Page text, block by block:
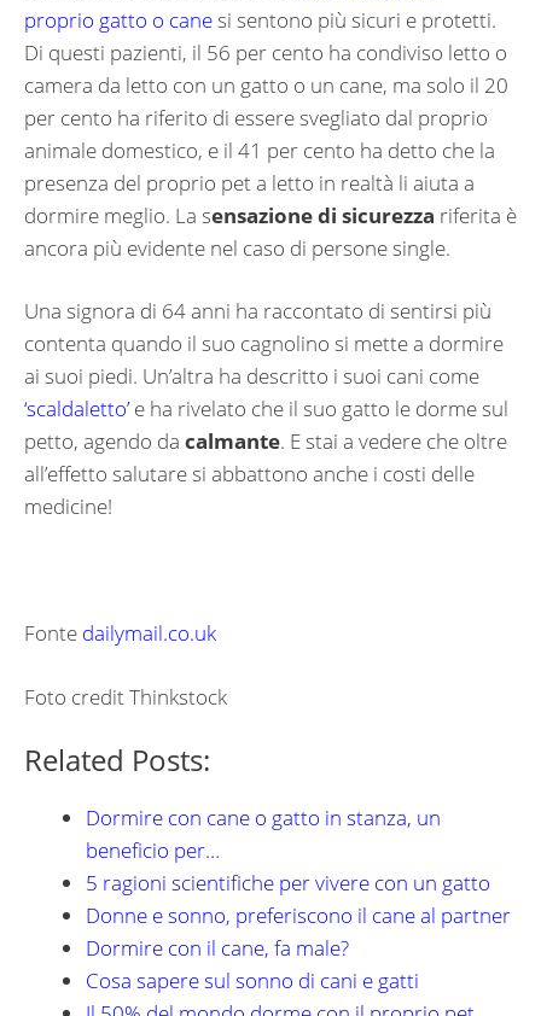
proprio gatto o cane si sentono più sicuri e protetti.
Di questi pazienti, il 56 per cento ha condiviso letto o
camera da letto con un gatto o un cane, ma solo il 20
per cento ha riferito di essere svegliato dal proprio
animale domestico, e il 41 per cento ha detto che la
presenza del proprio pet a letto in realtà li aiuta a
dormire meglio. La sensazione di sicurezza riferita è
ancora più evidente nel caso di persone single.
Una signora di 64 anni ha raccontato di sentirsi più
contenta quando il suo cagnolino si mette a dormire
ai suoi piedi. Un’altra ha descritto i suoi cani come
‘scaldaletto’e ha rivelato che il suo gatto le dorme sul
petto, agendo da calmante. E stai a vedere che oltre
all’effetto salutare si abbattono anche i costi delle
medicine!
Fonte dailymail.co.uk
Foto credit Thinkstock
Related Posts:
Dormire con cane o gatto in stanza, un
beneficio per…
5 ragioni scientifiche per vivere con un gatto
Donne e sonno, preferiscono il cane al partner
Dormire con il cane, fa male?
Cosa sapere sul sonno di cani e gatti